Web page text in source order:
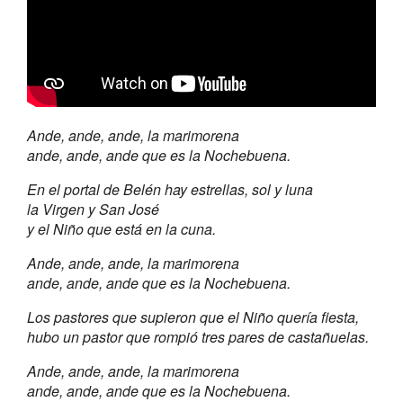
Ande, ande, ande, la marimorena
ande, ande, ande que es la Nochebuena.
En el portal de Belén hay estrellas, sol y luna
la Virgen y San José
y el Niño que está en la cuna.
Ande, ande, ande, la marimorena
ande, ande, ande que es la Nochebuena.
Los pastores que supieron que el Niño quería fiesta,
hubo un pastor que rompió tres pares de castañuelas.
Ande, ande, ande, la marimorena
ande, ande, ande que es la Nochebuena.